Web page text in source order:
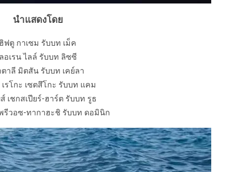
นำแสดงโดย
ฮิฟตู กาเซม รับบท เม็ค
ลอเรน ไลล์ รับบท ลิซซี
าลี มิตสัน รับบท เคย์ลา
รโกะ เซตสึโกะ รับบท แคม
เชกสเปียร์-ฮาร์ต รับบท รูธ
รีวอซ-ทากาฮะชิ รับบท ดอมินิก